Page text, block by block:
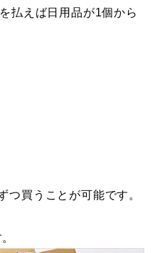
払えば日用品が1個から
つ買うことが可能です。